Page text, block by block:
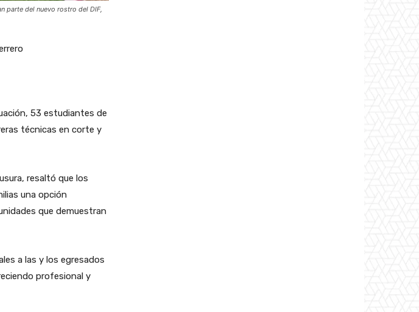
parte del nuevo rostro del DIF,
53 estudiantes de
técnicas en corte y
resaltó que los
una opción
que demuestran
a las y los egresados
profesional y